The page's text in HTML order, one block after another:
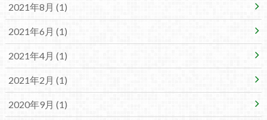
2021年8月 (1)
2021年6月 (1)
2021年4月 (1)
2021年2月 (1)
2020年9月 (1)